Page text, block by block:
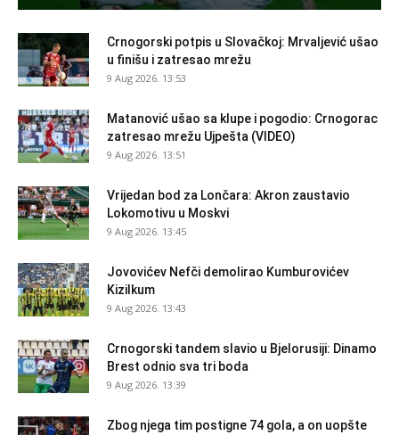
Crnogorski potpis u Slovačkoj: Mrvaljević ušao
u finišu i zatresao mrežu
9 Aug 2026. 13:53
Matanović ušao sa klupe i pogodio: Crnogorac
zatresao mrežu Ujpešta (VIDEO)
9 Aug 2026. 13:51
Vrijedan bod za Lončara: Akron zaustavio
Lokomotivu u Moskvi
9 Aug 2026. 13:45
Jovovićev Nefči demolirao Kumburovićev
Kizilkum
9 Aug 2026. 13:43
Crnogorski tandem slavio u Bjelorusiji: Dinamo
Brest odnio sva tri boda
9 Aug 2026. 13:39
Zbog njega tim postigne 74 gola, a on uopšte